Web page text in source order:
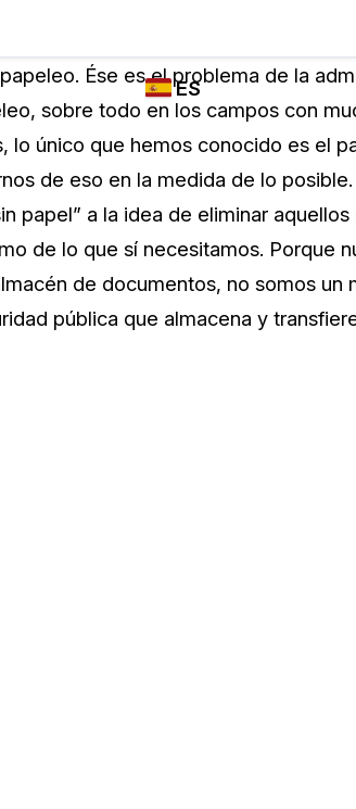
FUNCIONES DE
TRANSCRIPCIÓN
Y TRADUCCIÓN
DE CASEGUARD
Redacción de vídeos
de notas y más con un solo clic desde una
cantidad ilimitada de videos
Industrias
ES
Español
Ése es el problema de la
sobre todo en los campos con
lo único que hemos conocido es el
de eso en la medida de lo
papel” a la idea de eliminar
de lo que sí necesitamos. Porque
de documentos, no somos un
pública que almacena y